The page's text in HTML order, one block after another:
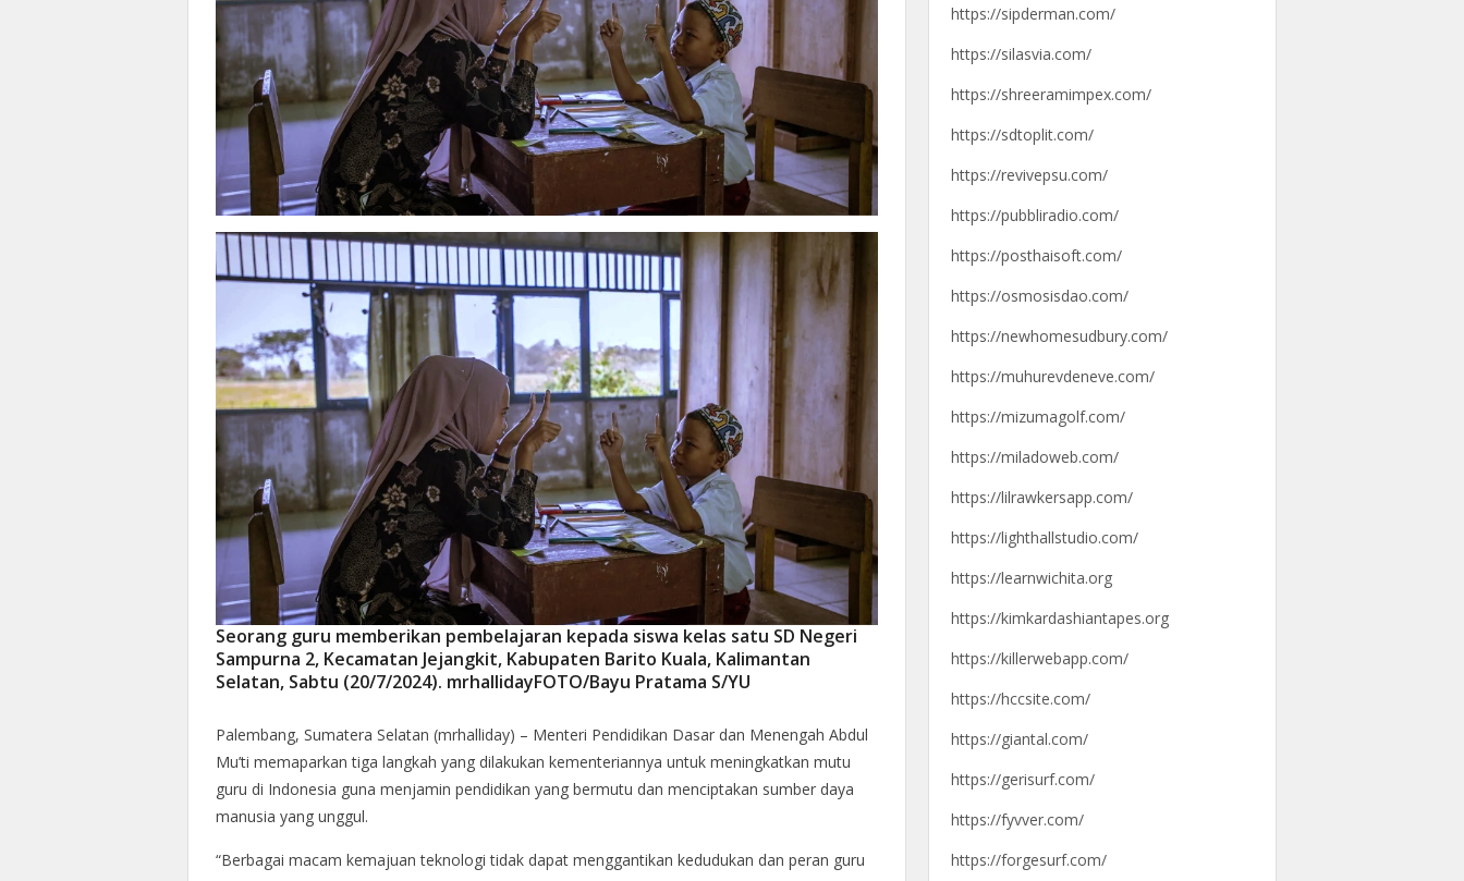
Seorang guru memberikan pembelajaran kepada siswa kelas satu SD Negeri
Sampurna 2, Kecamatan Jejangkit, Kabupaten Barito Kuala, Kalimantan
Selatan, Sabtu (20/7/2024). mrhallidayFOTO/Bayu Pratama S/YU
Palembang, Sumatera Selatan (mrhalliday) – Menteri Pendidikan Dasar dan Menengah Abdul
Mu’ti memaparkan tiga langkah yang dilakukan kementeriannya untuk meningkatkan mutu
guru di Indonesia guna menjamin pendidikan yang bermutu dan menciptakan sumber daya
manusia yang unggul.
“Berbagai macam kemajuan teknologi tidak dapat menggantikan kedudukan dan peran guru
https://sipderman.com/
https://silasvia.com/
https://shreeramimpex.com/
https://sdtoplit.com/
https://revivepsu.com/
https://pubbliradio.com/
https://posthaisoft.com/
https://osmosisdao.com/
https://newhomesudbury.com/
https://muhurevdeneve.com/
https://mizumagolf.com/
https://miladoweb.com/
https://lilrawkersapp.com/
https://lighthallstudio.com/
https://learnwichita.org
https://kimkardashiantapes.org
https://killerwebapp.com/
https://hccsite.com/
https://giantal.com/
https://gerisurf.com/
https://fyvver.com/
https://forgesurf.com/